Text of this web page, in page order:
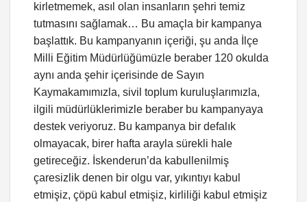
kirletmemek, asıl olan insanların şehri temiz
tutmasını sağlamak… Bu amaçla bir kampanya
başlattık. Bu kampanyanın içeriği, şu anda İlçe
Milli Eğitim Müdürlüğümüzle beraber 120 okulda
aynı anda şehir içerisinde de Sayın
Kaymakamımızla, sivil toplum kuruluşlarımızla,
ilgili müdürlüklerimizle beraber bu kampanyaya
destek veriyoruz. Bu kampanya bir defalık
olmayacak, birer hafta arayla sürekli hale
getireceğiz. İskenderun’da kabullenilmiş
çaresizlik denen bir olgu var, yıkıntıyı kabul
etmişiz, çöpü kabul etmişiz, kirliliği kabul etmişiz